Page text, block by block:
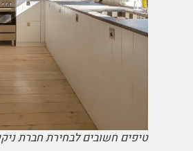
טיפים חשובים לבחירת חברת